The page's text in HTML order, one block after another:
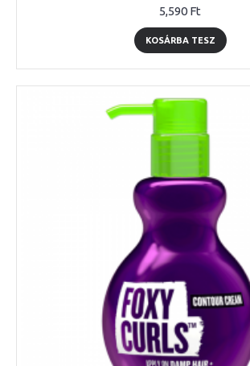
5,590 Ft
KOSÁRBA TESZ